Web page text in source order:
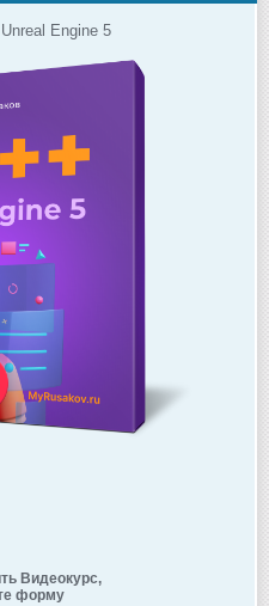
Engine 5
Видеокурс,
форму